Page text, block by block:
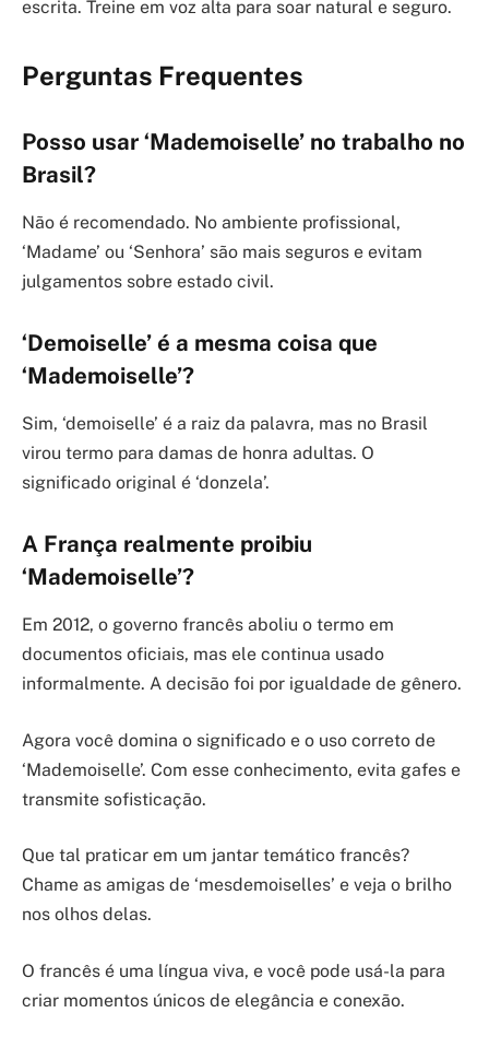
escrita. Treine em voz alta para soar natural e seguro.
Perguntas Frequentes
Posso usar ‘Mademoiselle’ no trabalho no
Brasil?
Não é recomendado. No ambiente profissional,
‘Madame’ ou ‘Senhora’ são mais seguros e evitam
julgamentos sobre estado civil.
‘Demoiselle’ é a mesma coisa que
‘Mademoiselle’?
Sim, ‘demoiselle’ é a raiz da palavra, mas no Brasil
virou termo para damas de honra adultas. O
significado original é ‘donzela’.
A França realmente proibiu
‘Mademoiselle’?
Em 2012, o governo francês aboliu o termo em
documentos oficiais, mas ele continua usado
informalmente. A decisão foi por igualdade de gênero.
Agora você domina o significado e o uso correto de
‘Mademoiselle’. Com esse conhecimento, evita gafes e
transmite sofisticação.
Que tal praticar em um jantar temático francês?
Chame as amigas de ‘mesdemoiselles’ e veja o brilho
nos olhos delas.
O francês é uma língua viva, e você pode usá-la para
criar momentos únicos de elegância e conexão.